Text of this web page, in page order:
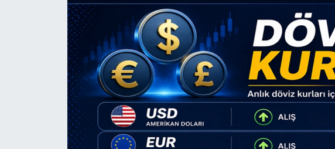
Gündem
KKTC YEREL SEÇİM 2018
Kültür Sanat
Magazin